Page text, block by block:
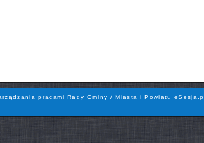
pracami Rady Gminy / Miasta i Powiatu eSesja.pl